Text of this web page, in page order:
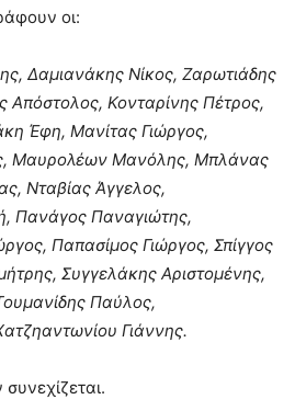
οι:
Δαμιανάκης Νίκος, Ζαρωτιάδης
Απόστολος, Κονταρίνης Πέτρος,
Έφη, Μανίτας Γιώργος,
Μαυρολέων Μανόλης, Μπλάνας
Νταβίας Άγγελος,
Πανάγος Παναγιώτης,
Παπασίμος Γιώργος, Σπίγγος
Συγγελάκης Αριστομένης,
Παύλος,
Γιάννης.